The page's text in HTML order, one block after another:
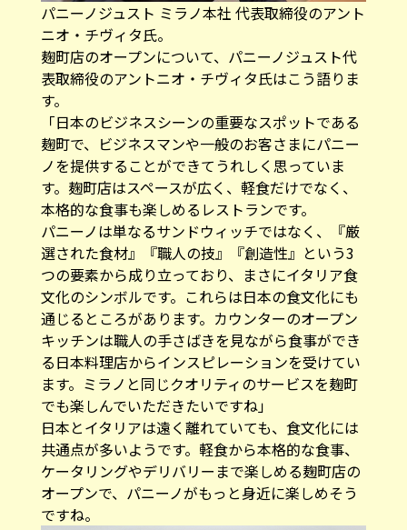
パニーノジュスト ミラノ本社 代表取締役のアント
ニオ・チヴィタ氏。
麹町店のオープンについて、パニーノジュスト代
表取締役のアントニオ・チヴィタ氏はこう語りま
す。
「日本のビジネスシーンの重要なスポットである
麹町で、ビジネスマンや一般のお客さまにパニー
ノを提供することができてうれしく思っていま
す。麹町店はスペースが広く、軽食だけでなく、
本格的な食事も楽しめるレストランです。
パニーノは単なるサンドウィッチではなく、『厳
選された食材』『職人の技』『創造性』という3
つの要素から成り立っており、まさにイタリア食
文化のシンボルです。これらは日本の食文化にも
通じるところがあります。カウンターのオープン
キッチンは職人の手さばきを見ながら食事ができ
る日本料理店からインスピレーションを受けてい
ます。ミラノと同じクオリティのサービスを麹町
でも楽しんでいただきたいですね」
日本とイタリアは遠く離れていても、食文化には
共通点が多いようです。軽食から本格的な食事、
ケータリングやデリバリーまで楽しめる麹町店の
オープンで、パニーノがもっと身近に楽しめそう
ですね。